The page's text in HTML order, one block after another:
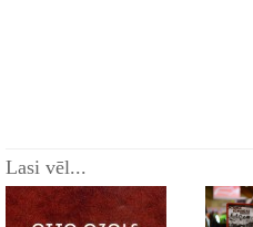
Lasi vēl...